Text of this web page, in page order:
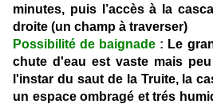
minutes, puis l’accès à la
droite (un champ à traverser)
Possibilité de baignade : Le
chute d'eau est vaste mais
l'instar du saut de la Truite, la
un espace ombragé et trés